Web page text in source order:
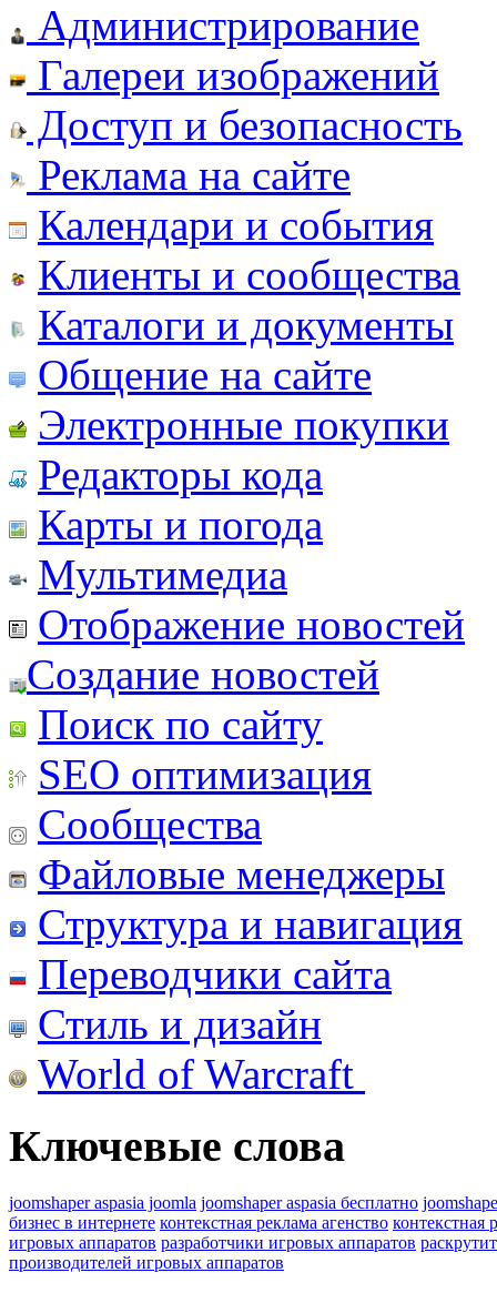
Администрирование
Галереи изображений
Доступ и безопасность
Реклама на сайте
Календари и события
Клиенты и сообщества
Каталоги и документы
Общение на сайте
Электронные покупки
Редакторы кода
Карты и погода
Мультимедиа
Отображение новостей
Создание новостей
Поиск по сайту
SEO оптимизация
Сообщества
Файловые менеджеры
Структура и навигация
Переводчики сайта
Стиль и дизайн
World of Warcraft
Ключевые слова
joomshaper aspasia joomla joomshaper aspasia бесплатно
бизнес в интернете контекстная реклама агенство контекстная
игровых аппаратов разработчики игровых аппаратов
производителей игровых аппаратов